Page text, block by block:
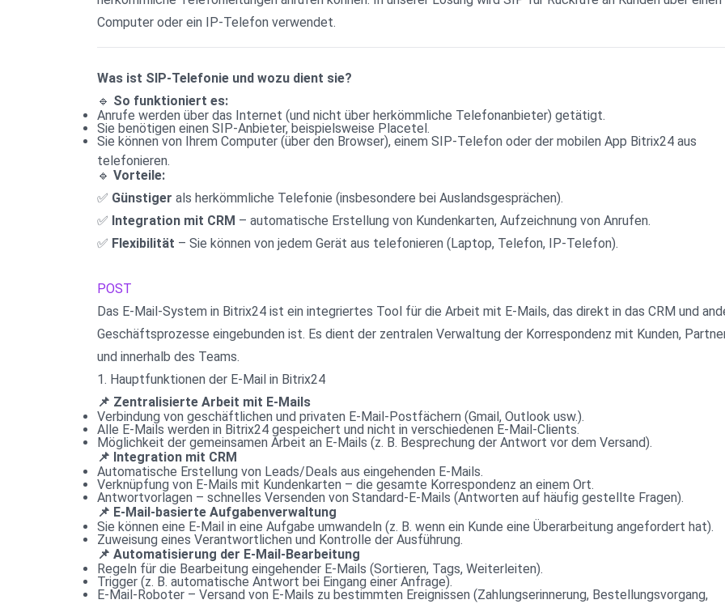
Computer oder ein IP-Telefon verwendet.
Was ist SIP-Telefonie und wozu dient sie?
🔹 So funktioniert es:
Anrufe werden über das Internet (und nicht über herkömmliche Telefonanbieter) getätigt.
Sie benötigen einen SIP-Anbieter, beispielsweise Placetel.
Sie können von Ihrem Computer (über den Browser), einem SIP-Telefon oder der mobilen App Bitrix24 aus
telefonieren.
🔹 Vorteile:
✅ Günstiger als herkömmliche Telefonie (insbesondere bei Auslandsgesprächen).
✅ Integration mit CRM – automatische Erstellung von Kundenkarten, Aufzeichnung von Anrufen.
✅ Flexibilität – Sie können von jedem Gerät aus telefonieren (Laptop, Telefon, IP-Telefon).
POST
Das E-Mail-System in Bitrix24 ist ein integriertes Tool für die Arbeit mit E-Mails, das direkt in das CRM und
Geschäftsprozesse eingebunden ist. Es dient der zentralen Verwaltung der Korrespondenz mit Kunden,
und innerhalb des Teams.
1. Hauptfunktionen der E-Mail in Bitrix24
📌 Zentralisierte Arbeit mit E-Mails
Verbindung von geschäftlichen und privaten E-Mail-Postfächern (Gmail, Outlook usw.).
Alle E-Mails werden in Bitrix24 gespeichert und nicht in verschiedenen E-Mail-Clients.
Möglichkeit der gemeinsamen Arbeit an E-Mails (z. B. Besprechung der Antwort vor dem Versand).
📌 Integration mit CRM
Automatische Erstellung von Leads/Deals aus eingehenden E-Mails.
Verknüpfung von E-Mails mit Kundenkarten – die gesamte Korrespondenz an einem Ort.
Antwortvorlagen – schnelles Versenden von Standard-E-Mails (Antworten auf häufig gestellte Fragen).
📌 E-Mail-basierte Aufgabenverwaltung
Sie können eine E-Mail in eine Aufgabe umwandeln (z. B. wenn ein Kunde eine Überarbeitung angefordert hat).
Zuweisung eines Verantwortlichen und Kontrolle der Ausführung.
📌 Automatisierung der E-Mail-Bearbeitung
Regeln für die Bearbeitung eingehender E-Mails (Sortieren, Tags, Weiterleiten).
Trigger (z. B. automatische Antwort bei Eingang einer Anfrage).
E-Mail-Roboter – Versand von E-Mails zu bestimmten Ereignissen (Zahlungserinnerung, Bestellungsvorgang,